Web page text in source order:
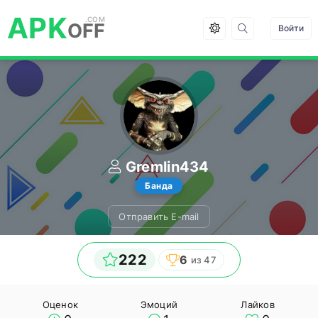
APKOFF Войти
Gremlin434
Банда
Отправить E-mail
222 6 из 47
Оценок Эмоций Лайков